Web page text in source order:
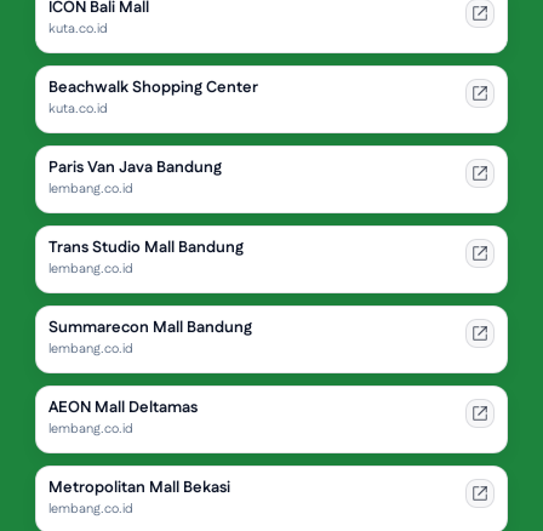
ICON Bali Mall
kuta.co.id
Beachwalk Shopping Center
kuta.co.id
Paris Van Java Bandung
lembang.co.id
Trans Studio Mall Bandung
lembang.co.id
Summarecon Mall Bandung
lembang.co.id
AEON Mall Deltamas
lembang.co.id
Metropolitan Mall Bekasi
lembang.co.id